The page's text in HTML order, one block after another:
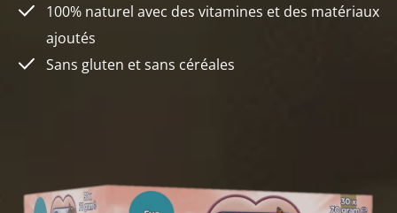
100% naturel avec des vitamines et des matériaux
ajoutés
Sans gluten et sans céréales